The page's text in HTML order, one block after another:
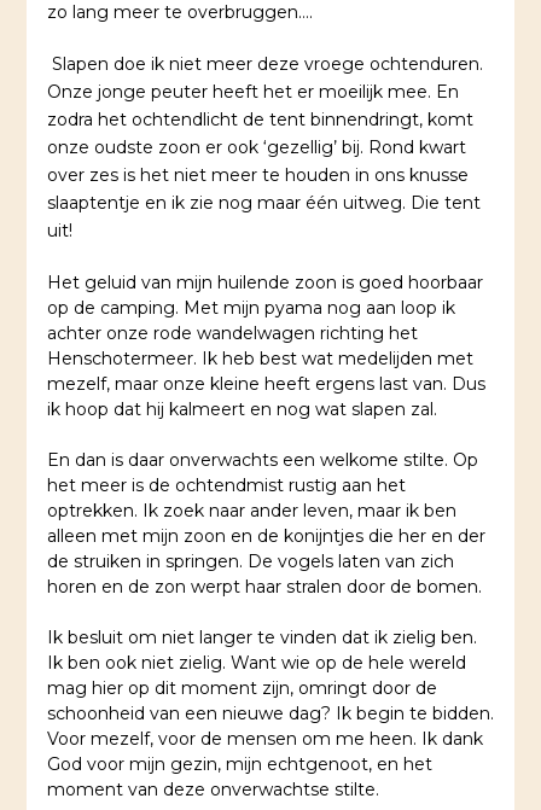
zo lang meer te overbruggen….
Slapen doe ik niet meer deze vroege ochtenduren.
Onze jonge peuter heeft het er moeilijk mee. En
zodra het ochtendlicht de tent binnendringt, komt
onze oudste zoon er ook ‘gezellig’ bij. Rond kwart
over zes is het niet meer te houden in ons knusse
slaaptentje en ik zie nog maar één uitweg. Die tent
uit!
Het geluid van mijn huilende zoon is goed hoorbaar
op de camping. Met mijn pyama nog aan loop ik
achter onze rode wandelwagen richting het
Henschotermeer. Ik heb best wat medelijden met
mezelf, maar onze kleine heeft ergens last van. Dus
ik hoop dat hij kalmeert en nog wat slapen zal.
En dan is daar onverwachts een welkome stilte. Op
het meer is de ochtendmist rustig aan het
optrekken. Ik zoek naar ander leven, maar ik ben
alleen met mijn zoon en de konijntjes die her en der
de struiken in springen. De vogels laten van zich
horen en de zon werpt haar stralen door de bomen.
Ik besluit om niet langer te vinden dat ik zielig ben.
Ik ben ook niet zielig. Want wie op de hele wereld
mag hier op dit moment zijn, omringt door de
schoonheid van een nieuwe dag? Ik begin te bidden.
Voor mezelf, voor de mensen om me heen. Ik dank
God voor mijn gezin, mijn echtgenoot, en het
moment van deze onverwachtse stilte.